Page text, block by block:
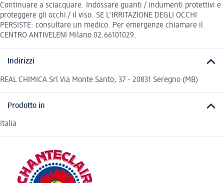
Continuare a sciacquare. Indossare guanti / indumenti protettivi e
proteggere gli occhi / il viso. SE L'IRRITAZIONE DEGLI OCCHI
PERSISTE: consultare un medico. Per emergenze chiamare il
CENTRO ANTIVELENI Milano 02.66101029.
Indirizzi
REAL CHIMICA Srl Via Monte Santo, 37 - 20831 Seregno (MB)
Prodotto in
Italia